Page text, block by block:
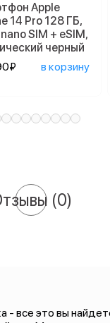
Apple
14 Pro 128 ГБ,
SIM + eSIM,
черный
в корзину
(0)
- все это вы